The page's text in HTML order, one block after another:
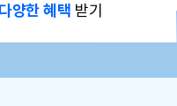
다양한 혜택 받기